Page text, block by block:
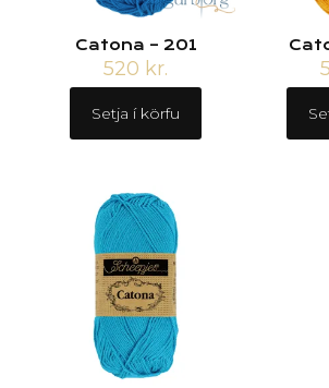
Catona – 201
520 kr.
Setja í körfu